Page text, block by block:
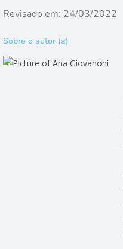
Revisado em: 24/03/2022
Sobre o autor (a)